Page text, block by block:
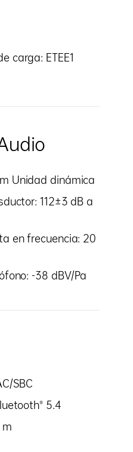
carga: ETEE1
Unidad dinámica
112±3 dB a
en frecuencia: 20
-38 dBV/Pa
SBC
5.4
m